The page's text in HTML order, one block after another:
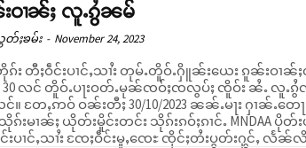
ဝၢၼ်ႈ လူႉၵွႆၼမ်
တ်ႈၶမ်း - November 24, 2023
ၵ်း တီႈဝဵင်းပၢင်ႇသၢႆး တုမ်ႉတိူဝ်ႉႁိူၼ်းယေး ၵူၼ်းဝၢၼ်
30 လင် တိူဝ်ႉပႃးဝတ်ႉမုၼ်ၸဝ်ႈၸလွပ်ႈ ၸိူဝ်း ၼႆႉ လူႉၵွႆ
ႉမႃး ႁၢၼ်ႉတေႃႇထိုင်ယၢမ်း
းမၢၼ်ႈ ယိုတ်းမိူင်းတင်း သိုၵ်းၵဝ်ႈၵၢင်ႉ MNDAA ပို
းပၢင်ႇသၢႆး ၸႄႈဝဵင်းမူႇၸေႊ ၸိုင်ႈတႆးပွတ်းႁွင်ႇ လႅၼ်